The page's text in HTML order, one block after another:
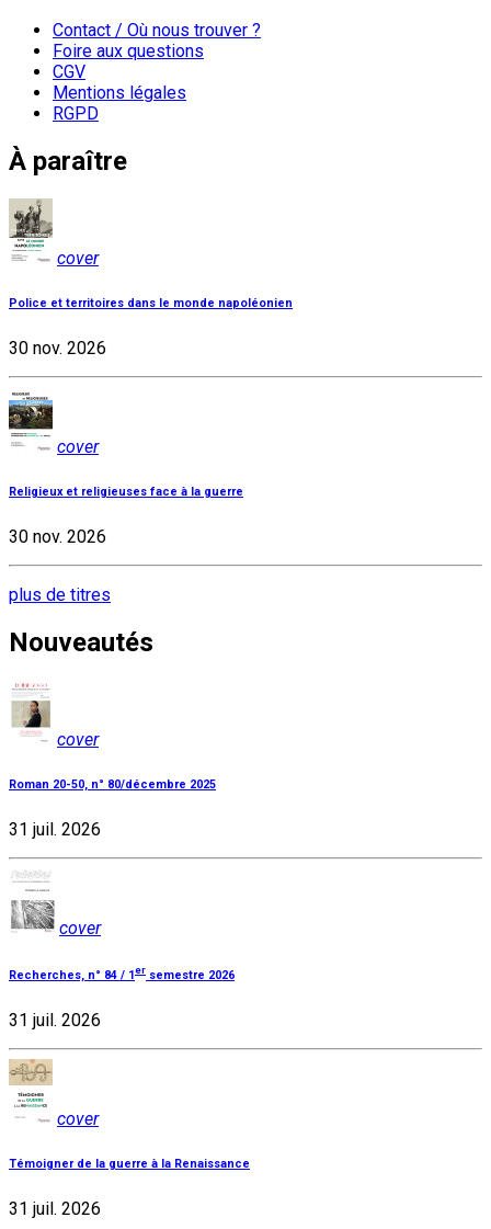
Contact / Où nous trouver ?
Foire aux questions
CGV
Mentions légales
RGPD
À paraître
cover
Police et territoires dans le monde napoléonien
30 nov. 2026
cover
Religieux et religieuses face à la guerre
30 nov. 2026
plus de titres
Nouveautés
cover
Roman 20-50, n° 80/décembre 2025
31 juil. 2026
cover
Recherches, n° 84 / 1 er semestre 2026
31 juil. 2026
cover
Témoigner de la guerre à la Renaissance
31 juil. 2026